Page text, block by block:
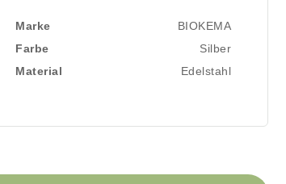
Marke
BIOKEMA
Farbe
Silber
Material
Edelstahl